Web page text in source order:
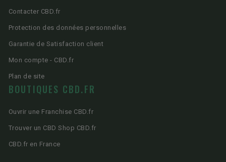
Contacter CBD.fr
Protection des données personnelles
Garantie de Satisfaction client
Mon compte - CBD.fr
Plan de site
BOUTIQUES CBD.FR
Ouvrir une Franchise CBD.fr
Trouver un CBD Shop CBD.fr
CBD.fr en France